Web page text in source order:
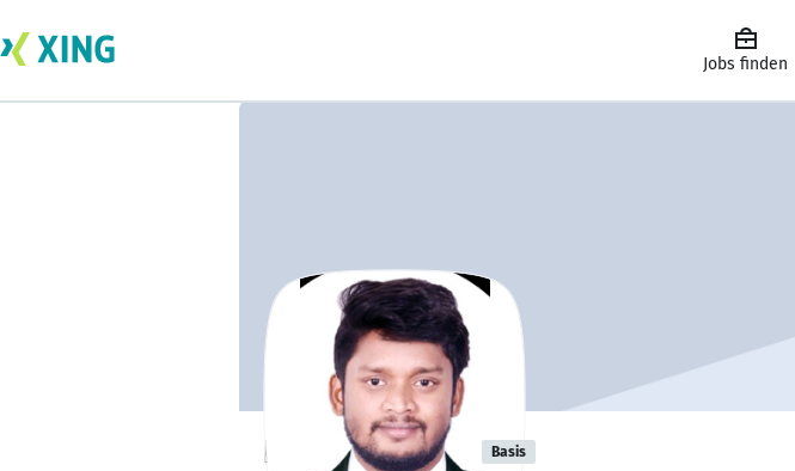
Jobs finden
Pawan Kumar Basis